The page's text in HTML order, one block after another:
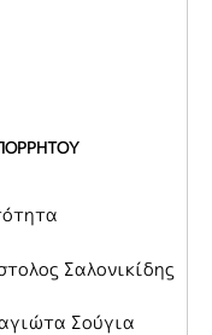
Σαλονικίδης
Σούγια